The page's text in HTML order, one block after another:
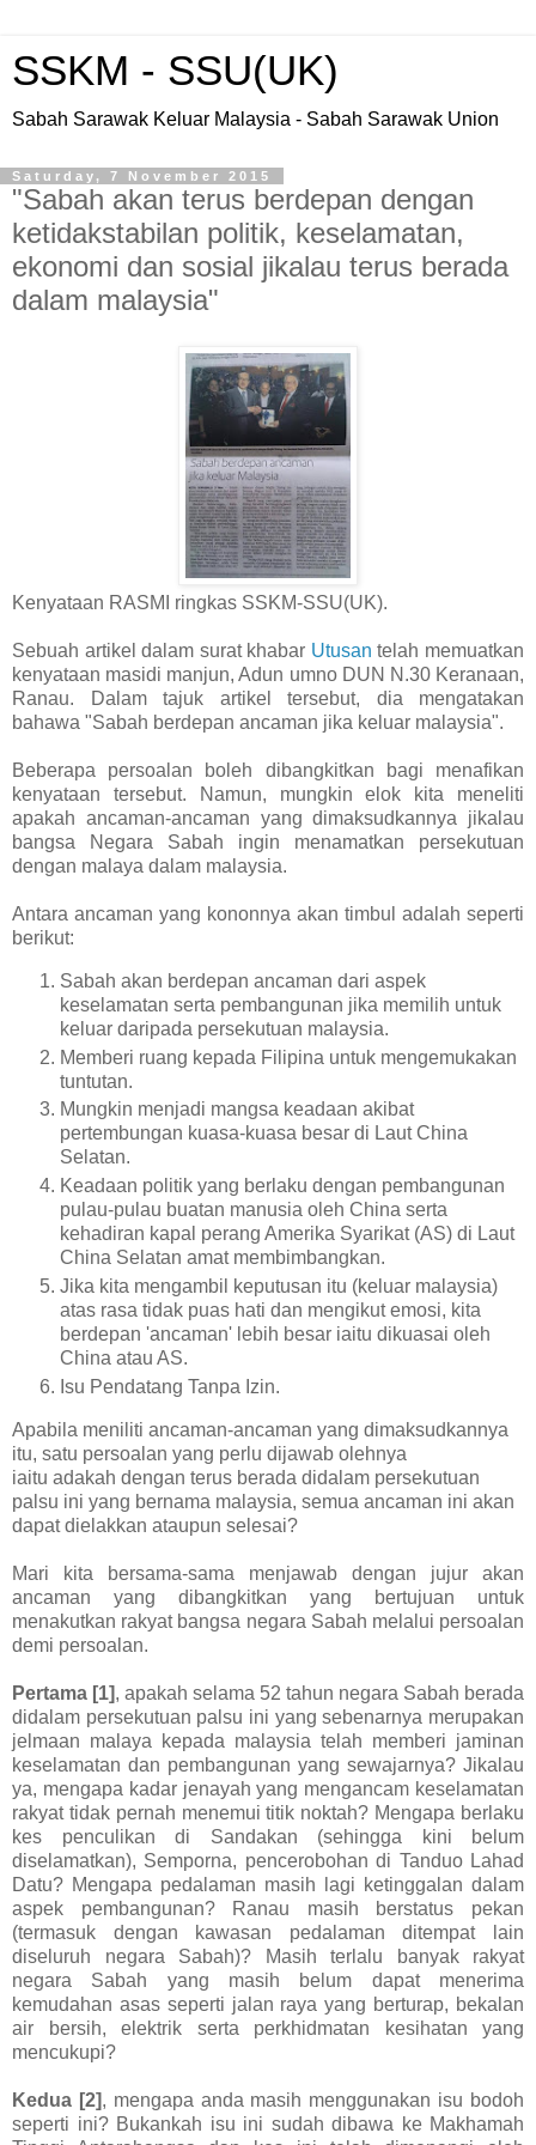
SSKM - SSU(UK)
Sabah Sarawak Keluar Malaysia - Sabah Sarawak Union
Saturday, 7 November 2015
"Sabah akan terus berdepan dengan
ketidakstabilan politik, keselamatan,
ekonomi dan sosial jikalau terus berada
dalam malaysia"
Kenyataan RASMI ringkas SSKM-SSU(UK).
Sebuah artikel dalam surat khabar Utusan telah memuatkan
kenyataan masidi manjun, Adun umno DUN N.30 Keranaan,
Ranau. Dalam tajuk artikel tersebut, dia mengatakan
bahawa "Sabah berdepan ancaman jika keluar malaysia".
Beberapa persoalan boleh dibangkitkan bagi menafikan
kenyataan tersebut. Namun, mungkin elok kita meneliti
apakah ancaman-ancaman yang dimaksudkannya jikalau
bangsa Negara Sabah ingin menamatkan persekutuan
dengan malaya dalam malaysia.
Antara ancaman yang kononnya akan timbul adalah seperti
berikut:
Sabah akan berdepan ancaman dari aspek
keselamatan serta pembangunan jika memilih untuk
keluar daripada persekutuan malaysia.
Memberi ruang kepada Filipina untuk mengemukakan
tuntutan.
Mungkin menjadi mangsa keadaan akibat
pertembungan kuasa-kuasa besar di Laut China
Selatan.
Keadaan politik yang berlaku dengan pembangunan
pulau-pulau buatan manusia oleh China serta
kehadiran kapal perang Amerika Syarikat (AS) di Laut
China Selatan amat membimbangkan.
Jika kita mengambil keputusan itu (keluar malaysia)
atas rasa tidak puas hati dan mengikut emosi, kita
berdepan 'ancaman' lebih besar iaitu dikuasai oleh
China atau AS.
Isu Pendatang Tanpa Izin.
Apabila meniliti ancaman-ancaman yang dimaksudkannya
itu, satu persoalan yang perlu dijawab olehnya
iaitu adakah dengan terus berada didalam persekutuan
palsu ini yang bernama malaysia, semua ancaman ini akan
dapat dielakkan ataupun selesai?
Mari kita bersama-sama menjawab dengan jujur akan
ancaman yang dibangkitkan yang bertujuan untuk
menakutkan rakyat bangsa negara Sabah melalui persoalan
demi persoalan.
Pertama [1], apakah selama 52 tahun negara Sabah berada
didalam persekutuan palsu ini yang sebenarnya merupakan
jelmaan malaya kepada malaysia telah memberi jaminan
keselamatan dan pembangunan yang sewajarnya? Jikalau
ya, mengapa kadar jenayah yang mengancam keselamatan
rakyat tidak pernah menemui titik noktah? Mengapa berlaku
kes penculikan di Sandakan (sehingga kini belum
diselamatkan), Semporna, pencerobohan di Tanduo Lahad
Datu? Mengapa pedalaman masih lagi ketinggalan dalam
aspek pembangunan? Ranau masih berstatus pekan
(termasuk dengan kawasan pedalaman ditempat lain
diseluruh negara Sabah)? Masih terlalu banyak rakyat
negara Sabah yang masih belum dapat menerima
kemudahan asas seperti jalan raya yang berturap, bekalan
air bersih, elektrik serta perkhidmatan kesihatan yang
mencukupi?
Kedua [2], mengapa anda masih menggunakan isu bodoh
seperti ini? Bukankah isu ini sudah dibawa ke Makhamah